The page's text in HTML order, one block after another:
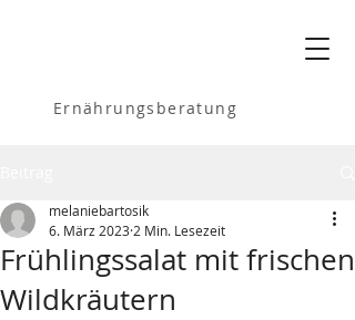
Ernährungsberatung
Frühlingssalat mit frischen
Wildkräutern
melaniebartosik
6. März 2023 2 Min. Lesezeit